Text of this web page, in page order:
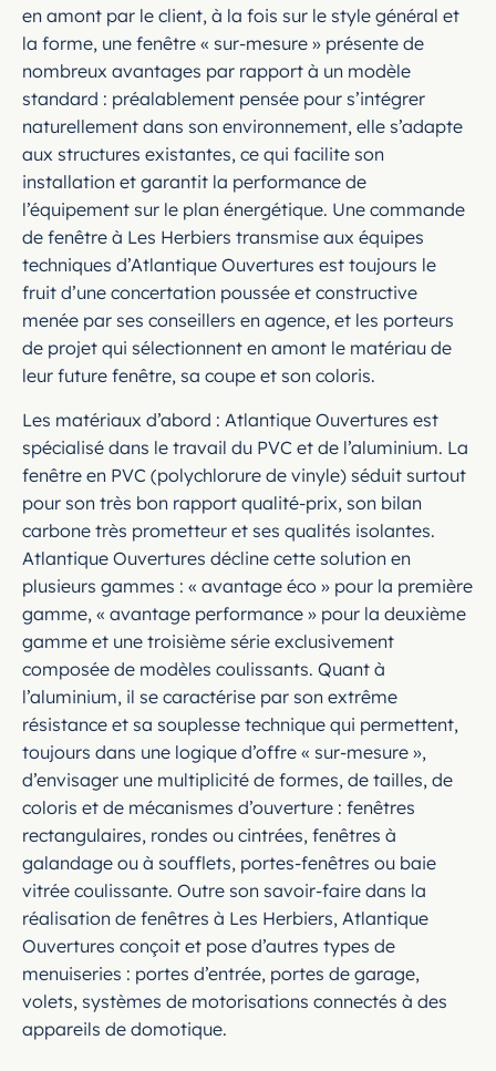
en amont par le client, à la fois sur le style général et
la forme, une fenêtre « sur-mesure » présente de
nombreux avantages par rapport à un modèle
standard : préalablement pensée pour s’intégrer
naturellement dans son environnement, elle s’adapte
aux structures existantes, ce qui facilite son
installation et garantit la performance de
l’équipement sur le plan énergétique. Une commande
de fenêtre à Les Herbiers transmise aux équipes
techniques d’Atlantique Ouvertures est toujours le
fruit d’une concertation poussée et constructive
menée par ses conseillers en agence, et les porteurs
de projet qui sélectionnent en amont le matériau de
leur future fenêtre, sa coupe et son coloris.
Les matériaux d’abord : Atlantique Ouvertures est
spécialisé dans le travail du PVC et de l’aluminium. La
fenêtre en PVC (polychlorure de vinyle) séduit surtout
pour son très bon rapport qualité-prix, son bilan
carbone très prometteur et ses qualités isolantes.
Atlantique Ouvertures décline cette solution en
plusieurs gammes : « avantage éco » pour la première
gamme, « avantage performance » pour la deuxième
gamme et une troisième série exclusivement
composée de modèles coulissants. Quant à
l’aluminium, il se caractérise par son extrême
résistance et sa souplesse technique qui permettent,
toujours dans une logique d’offre « sur-mesure »,
d’envisager une multiplicité de formes, de tailles, de
coloris et de mécanismes d’ouverture : fenêtres
rectangulaires, rondes ou cintrées, fenêtres à
galandage ou à soufflets, portes-fenêtres ou baie
vitrée coulissante. Outre son savoir-faire dans la
réalisation de fenêtres à Les Herbiers, Atlantique
Ouvertures conçoit et pose d’autres types de
menuiseries : portes d’entrée, portes de garage,
volets, systèmes de motorisations connectés à des
appareils de domotique.